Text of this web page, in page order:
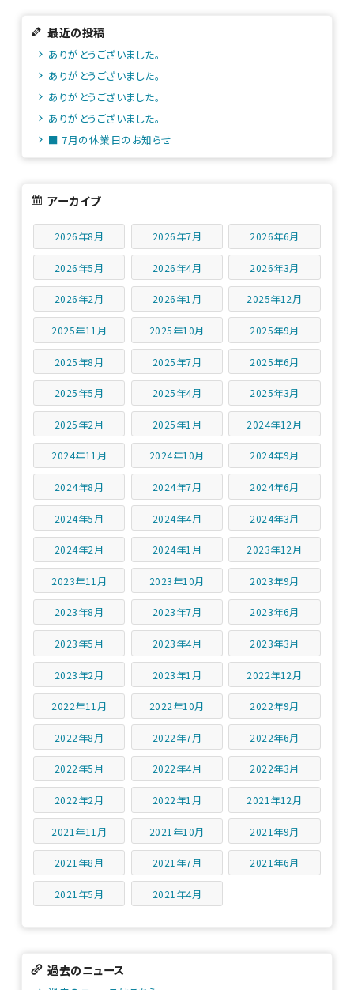
最近の投稿
ありがとうございました。
ありがとうございました。
ありがとうございました。
ありがとうございました。
■ 7月の休業日のお知らせ
アーカイブ
2026年8月 2026年7月 2026年6月
2026年5月 2026年4月 2026年3月
2026年2月 2026年1月 2025年12月
2025年11月 2025年10月 2025年9月
2025年8月 2025年7月 2025年6月
2025年5月 2025年4月 2025年3月
2025年2月 2025年1月 2024年12月
2024年11月 2024年10月 2024年9月
2024年8月 2024年7月 2024年6月
2024年5月 2024年4月 2024年3月
2024年2月 2024年1月 2023年12月
2023年11月 2023年10月 2023年9月
2023年8月 2023年7月 2023年6月
2023年5月 2023年4月 2023年3月
2023年2月 2023年1月 2022年12月
2022年11月 2022年10月 2022年9月
2022年8月 2022年7月 2022年6月
2022年5月 2022年4月 2022年3月
2022年2月 2022年1月 2021年12月
2021年11月 2021年10月 2021年9月
2021年8月 2021年7月 2021年6月
2021年5月 2021年4月
過去のニュース